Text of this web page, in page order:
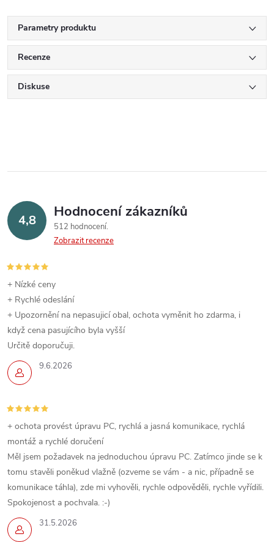
Parametry produktu
Recenze
Diskuse
4,8 Hodnocení zákazníků
512 hodnocení
Zobrazit recenze
9.6.2026
+ Nízké ceny
+ Rychlé odeslání
+ Upozornění na nepasujicí obal, ochota vyměnit ho zdarma, i
když cena pasujícího byla vyšší
Určitě doporučuji.
31.5.2026
+ ochota provést úpravu PC, rychlá a jasná komunikace, rychlá
montáž a rychlé doručení
Měl jsem požadavek na jednoduchou úpravu PC. Zatímco jinde se k
tomu stavěli poněkud vlažně (ozveme se vám - a nic, případně se
komunikace táhla), zde mi vyhověli, rychle odpověděli, rychle vyřídili.
Spokojenost a pochvala. :-)